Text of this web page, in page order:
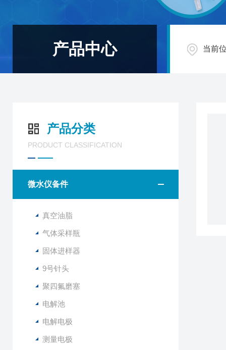
产品中心 当前
产品分类
PRODUCT CLASSIFICATION
微水仪备件
真空油脂
气体采样瓶
固体进样器
9号针头
聚四氟磨塞
电解池
电解电极
测量电极